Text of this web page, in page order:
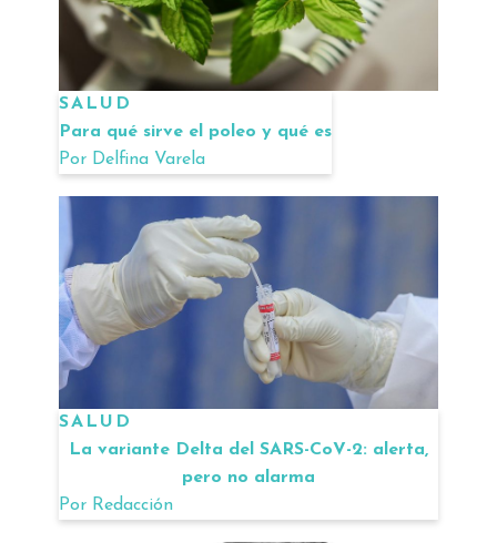
SALUD
Para qué sirve el poleo y qué es
Por Delfina Varela
SALUD
La variante Delta del SARS-CoV-2: alerta,
pero no alarma
Por Redacción